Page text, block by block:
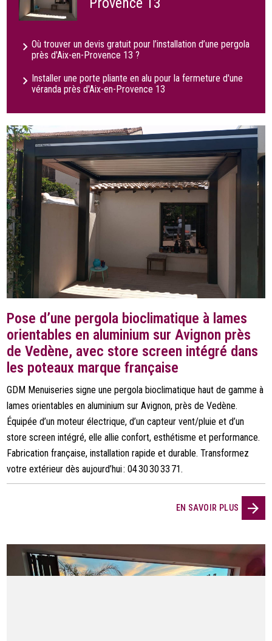
Où trouver un devis gratuit pour l’installation d’une pergola
près d'Aix-en-Provence 13 ?
Installer une porte pliante en alu pour la fermeture d'une
véranda près d'Aix-en-Provence 13
Pose d’une pergola bioclimatique à lames
orientables en aluminium sur Avignon près
de Vedène, avec store screen intégré dans
les poteaux marque française
GDM Menuiseries signe une pergola bioclimatique haut de gamme à
lames orientables en aluminium sur Avignon, près de Vedène.
Équipée d’un moteur électrique, d’un capteur vent/pluie et d’un
store screen intégré, elle allie confort, esthétisme et performance.
Fabrication française, installation rapide et durable. Transformez
votre extérieur dès aujourd’hui : 04 30 30 33 71.
EN SAVOIR PLUS